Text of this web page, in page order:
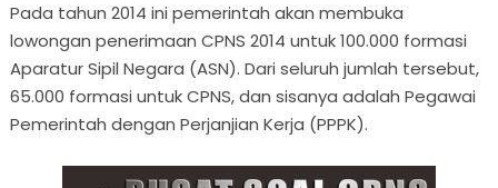
Pada tahun 2014 ini pemerintah akan membuka
lowongan penerimaan CPNS 2014 untuk 100.000 formasi
Aparatur Sipil Negara (ASN). Dari seluruh jumlah tersebut,
65.000 formasi untuk CPNS, dan sisanya adalah Pegawai
Pemerintah dengan Perjanjian Kerja (PPPK).